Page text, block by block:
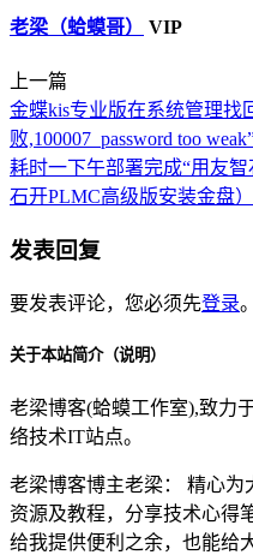
老梁（蛤蟆哥） VIP
上一篇
金蝶kis专业版在系统管理找
败,100007_password too
耗时一下午部署完成“用友
石开PLMC高级版安装金盘）
发表回复
要发表评论，您必须先登录。
关于本站简介（说明）
老梁博客(蛤蟆工作室),致力
络技术IT站点。
老梁博客博主老梁： 精心
资源及教程，分享技术心得
给我提供便利之余，也能给